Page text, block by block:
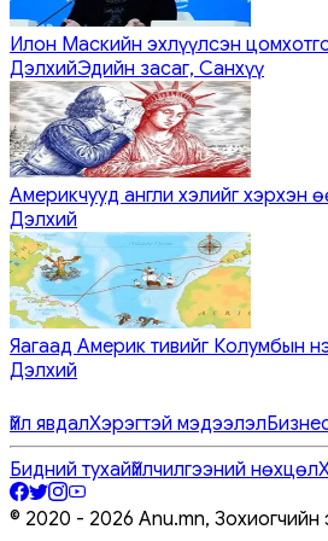
Илон Маскийн эхлүүлсэн
ДэлхийЭдийн засаг, Санхүү
Америкчууд англи хэлийг хэрхэн
Дэлхий
Яагаад Америк тивийг Колумбын
Дэлхий
Үйл явдалХэрэгтэй мэдээлэл
Бидний тухайҮйлчилгээний нөхцөл
© 2020 - 2026 Anu.mn,